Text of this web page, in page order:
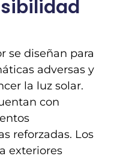
se diseñan para
adversas y
la luz solar.
con
reforzadas. Los
exteriores